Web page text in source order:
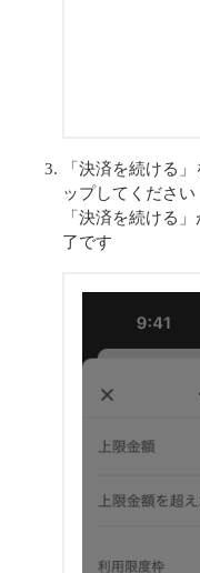
「決済を続ける
ップしてください
「決済を続ける
了です